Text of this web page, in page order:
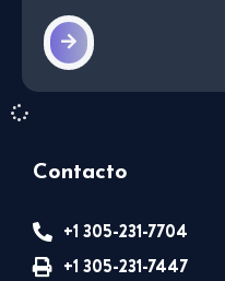
Contacto
+1 305-231-7704
+1 305-231-7447